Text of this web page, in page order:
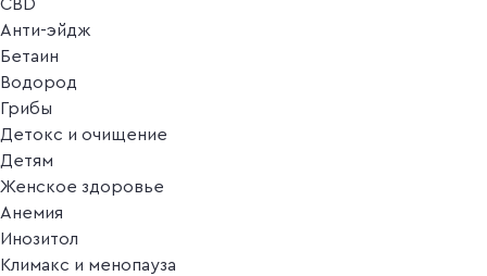
CBD
Анти-эйдж
Бетаин
Водород
Грибы
Детокс и очищение
Детям
Женское здоровье
Анемия
Инозитол
Климакс и менопауза